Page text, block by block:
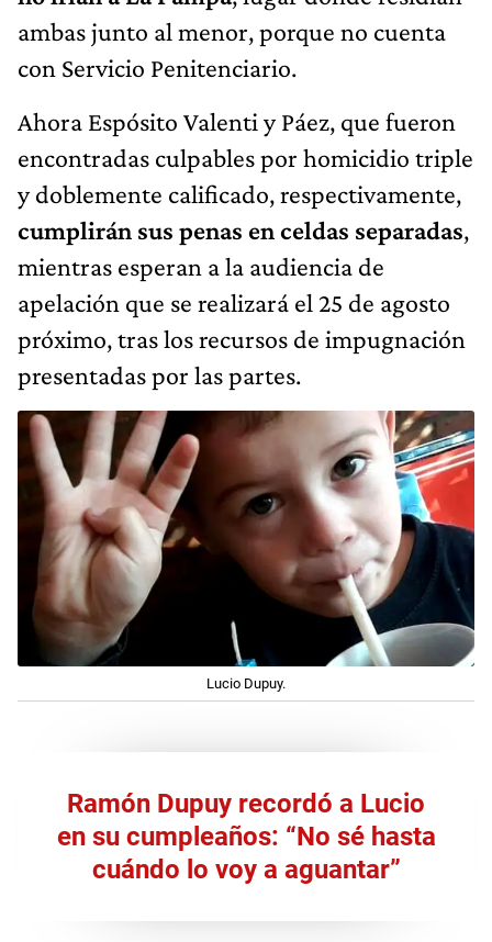
ambas junto al menor, porque no cuenta
con Servicio Penitenciario.
Ahora Espósito Valenti y Páez, que fueron
encontradas culpables por homicidio triple
y doblemente calificado, respectivamente,
cumplirán sus penas en celdas separadas,
mientras esperan a la audiencia de
apelación que se realizará el 25 de agosto
próximo, tras los recursos de impugnación
presentadas por las partes.
Lucio Dupuy.
Ramón Dupuy recordó a Lucio
en su cumpleaños: “No sé hasta
cuándo lo voy a aguantar”